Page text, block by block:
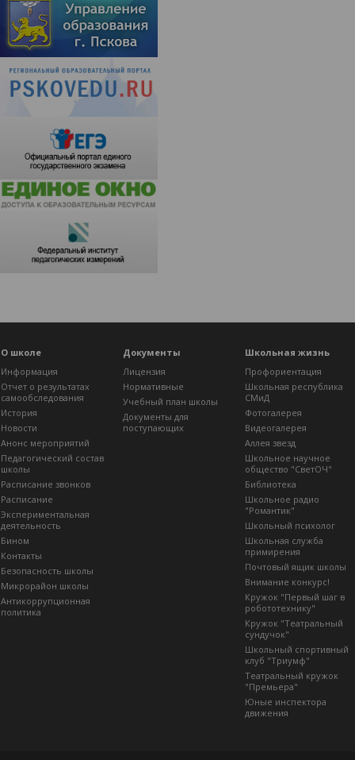
О школе
Информация
Отчет о результатах
самообследования
История
Новости
Анонс мероприятий
Педагогический состав
школы
Расписание звонков
Расписание
Экспериментальная
деятельность
Бином
Контакты
Безопасность школы
Микрорайон школы
Антикоррупционная
политика
Документы
Лицензия
Нормативные
Учебный план школы
Документы для
поступающих
Школьная жизнь
Профориентация
Школьная республика
СМиД
Фотогалерея
Видеогалерея
Аллея звезд
Школьное научное
общество "СветОЧ"
Библиотека
Школьное радио
"Романтик"
Школьный психолог
Школьная служба
примирения
Почтовый ящик школы
Внимание конкурс!
Кружок "Первый шаг в
робототехнику"
Кружок "Театральный
сундучок"
Школьный спортивный
клуб "Триумф"
Театральный кружок
"Премьера"
Юные инспектора
движения